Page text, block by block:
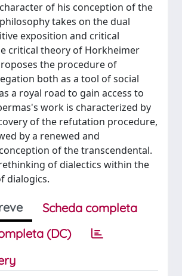
of his conception of the
takes on the dual
exposition and critical
critical theory of Horkheimer
the procedure of
both as a tool of social
a royal road to gain access to
work is characterized by
of the refutation procedure,
by a renewed and
of the transcendental.
of dialectics within the
dialogics.
Scheda completa
(DC)